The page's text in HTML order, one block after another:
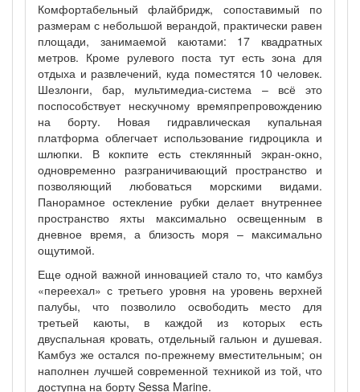
Комфортабельный флайбридж, сопоставимый по
размерам с небольшой верандой, практически равен
площади, занимаемой каютами: 17 квадратных
метров. Кроме рулевого поста тут есть зона для
отдыха и развлечений, куда поместятся 10 человек.
Шезлонги, бар, мультимедиа-система – всё это
поспособствует нескучному времяпрепровождению
на борту. Новая гидравлическая купальная
платформа облегчает использование гидроцикла и
шлюпки. В кокпите есть стеклянный экран-окно,
одновременно разграничивающий пространство и
позволяющий любоваться морскими видами.
Панорамное остекление рубки делает внутреннее
пространство яхты максимально освещенным в
дневное время, а близость моря – максимально
ощутимой.
Еще одной важной инновацией стало то, что камбуз
«переехал» с третьего уровня на уровень верхней
палубы, что позволило освободить место для
третьей каюты, в каждой из которых есть
двуспальная кровать, отдельный гальюн и душевая.
Камбуз же остался по-прежнему вместительным; он
наполнен лучшей современной техникой из той, что
доступна на борту Sessa Marine.